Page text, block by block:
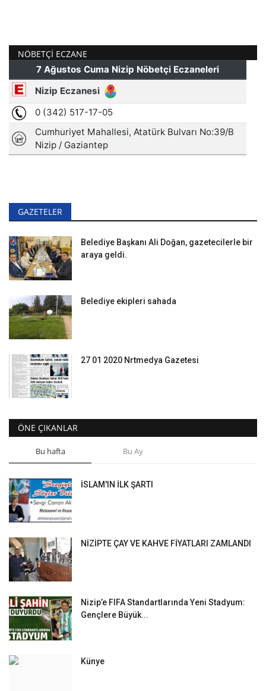
NÖBETÇI ECZANE
GAZETELER
Belediye Başkanı Ali Doğan, gazetecilerle bir
araya geldi.
Belediye ekipleri sahada
27 01 2020 Nrtmedya Gazetesi
ÖNE ÇIKANLAR
Bu hafta Bu Ay
İSLAM'IN İLK ŞARTI
NİZİPTE ÇAY VE KAHVE FİYATLARI ZAMLANDI
Nizip’e FIFA Standartlarında Yeni Stadyum:
Gençlere Büyük...
Künye